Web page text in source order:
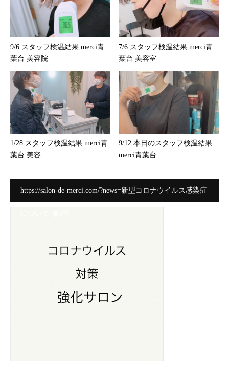
9/6 スタッフ検温結果 merci青
葉台 美容院
7/6 スタッフ検温結果 merci青
葉台 美容室
1/28 スタッフ検温結果 merci青
葉台 美容...
9/12 本日のスタッフ検温結果
merci青葉台...
https://salon-de-merci.com/?news=新型コロナウイルス感染症